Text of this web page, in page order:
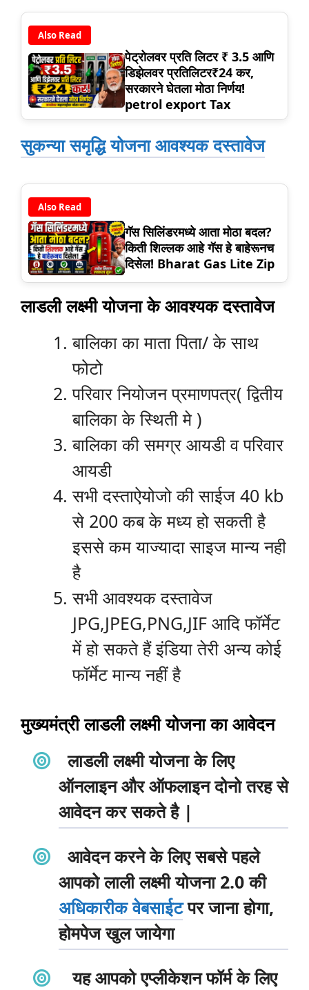
Also Read
पेट्रोलवर प्रति लिटर ₹ 3.5 आणि
डिझेलवर प्रतिलिटर₹24 कर,
सरकारने घेतला मोठा निर्णय!
petrol export Tax
सुकन्या समृद्धि योजना आवश्यक दस्तावेज
Also Read
गॅस सिलिंडरमध्ये आता मोठा बदल?
किती शिल्लक आहे गॅस हे बाहेरूनच
दिसेल! Bharat Gas Lite Zip
लाडली लक्ष्मी योजना के आवश्यक दस्तावेज
बालिका का माता पिता/ के साथ
फोटो
परिवार नियोजन प्रमाणपत्र( द्वितीय
बालिका के स्थिती मे )
बालिका की समग्र आयडी व परिवार
आयडी
सभी दस्ताऐयोजो की साईज 40 kb
से 200 कब के मध्य हो सकती है
इससे कम याज्यादा साइज मान्य नही
है
सभी आवश्यक दस्तावेज
JPG,JPEG,PNG,JIF आदि फॉर्मेट
में हो सकते हैं इंडिया तेरी अन्य कोई
फॉर्मेट मान्य नहीं है
मुख्यमंत्री लाडली लक्ष्मी योजना का आवेदन
लाडली लक्ष्मी योजना के लिए
ऑनलाइन और ऑफलाइन दोनो तरह से
आवेदन कर सकते है |
आवेदन करने के लिए सबसे पहले
आपको लाली लक्ष्मी योजना 2.0 की
अधिकारीक वेबसाईटपर जाना होगा,
होमपेज खुल जायेगा
यह आपको एप्लीकेशन फॉर्म के लिए